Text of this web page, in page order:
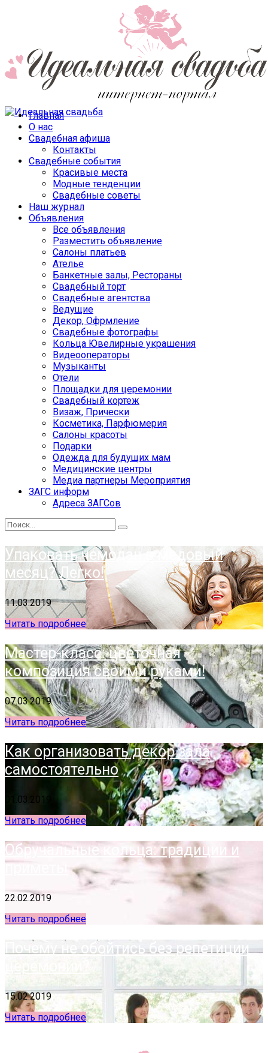
Главная
О нас
Свадебная афиша
Контакты
Свадебные события
Красивые места
Модные тенденции
Свадебные советы
Наш журнал
Объявления
Все объявления
Разместить объявление
Салоны платьев
Ателье
Банкетные залы, Рестораны
Свадебный торт
Свадебные агентства
Ведущие
Декор, Офрмление
Свадебные фотографы
Кольца Ювелирные украшения
Видеооператоры
Музыканты
Отели
Площадки для церемонии
Свадебный кортеж
Визаж, Прически
Косметика, Парфюмерия
Салоны красоты
Подарки
Одежда для будущих мам
Медицинские центры
Медиа партнеры Мероприятия
ЗАГС информ
Адреса ЗАГСов
Упаковать чемодан в медовый
месяц? Легко!
11.03.2019
Читать подробнее
Мастер-класс: цветочная
композиция своими руками!
07.03.2019
Читать подробнее
Как организовать декор зала
самостоятельно
01.03.2019
Читать подробнее
Обручальные кольца: традиции и
приметы
22.02.2019
Читать подробнее
Почему не обойтись без репетиции
церемонии?
15.02.2019
Читать подробнее